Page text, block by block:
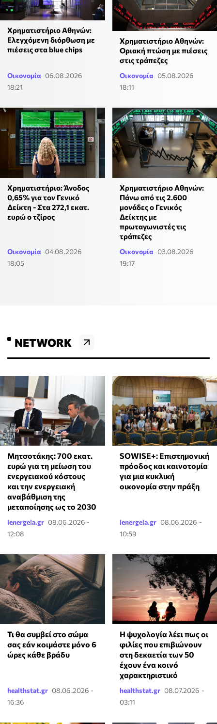
Χρηματιστήριο Αθηνών:
Ελεγχόμενη διόρθωση με
πιέσεις στα blue chips
Οικονομία 06.08.2026
18:21
Χρηματιστήριο Αθηνών:
Οριακή πτώση με πιέσεις
στις τράπεζες
Οικονομία 05.08.2026
18:11
Χρηματιστήριο: Άνοδος
0,65% για τον Γενικό
Δείκτη - Στα 272,1 εκατ.
ευρώ ο τζίρος
Οικονομία 04.08.2026
18:05
Χρηματιστήριο Αθηνών:
Πάνω από τις 2.600
μονάδες ο Γενικός
Δείκτης με
πρωταγωνιστές τις
τράπεζες
Οικονομία 03.08.2026
19:17
NETWORK
Μητσοτάκης: 700 εκατ.
ευρώ για τη μείωση του
ενεργειακού κόστους
και την ενεργειακή
αναβάθμιση της
μεταποίησης ως το 2030
ienergeia.gr 08.06.2026 -
12:08
SOWISE+: Επιστημονική
πρόοδος και καινοτομία
για μια κυκλική
οικονομία στην πράξη
ienergeia.gr 08.06.2026 -
10:59
Τι θα συμβεί στο σώμα
σας εάν κοιμάστε μόνο 6
ώρες κάθε βράδυ
healthstat.gr 08.06.2026 -
16:36
⁠Η ψυχολογία λέει πως οι
φιλίες που επιβιώνουν
στη δεκαετία των 50
έχουν ένα κοινό
χαρακτηριστικό
healthstat.gr 08.07.2026 -
03:11